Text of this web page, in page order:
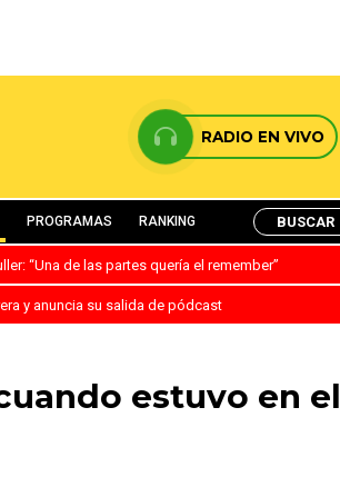
RADIO EN VIVO
PROGRAMAS RANKING BUSCAR
“Una de las partes quería el remember”
y anuncia su salida de pódcast
estuvo en el